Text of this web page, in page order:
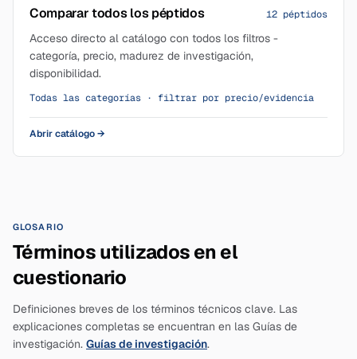
Comparar todos los péptidos 12 péptidos
Acceso directo al catálogo con todos los filtros -
categoría, precio, madurez de investigación,
disponibilidad.
Todas las categorías · filtrar por precio/evidencia
Abrir catálogo→
GLOSARIO
Términos utilizados en el
cuestionario
Definiciones breves de los términos técnicos clave. Las
explicaciones completas se encuentran en las Guías de
investigación. Guías de investigación.